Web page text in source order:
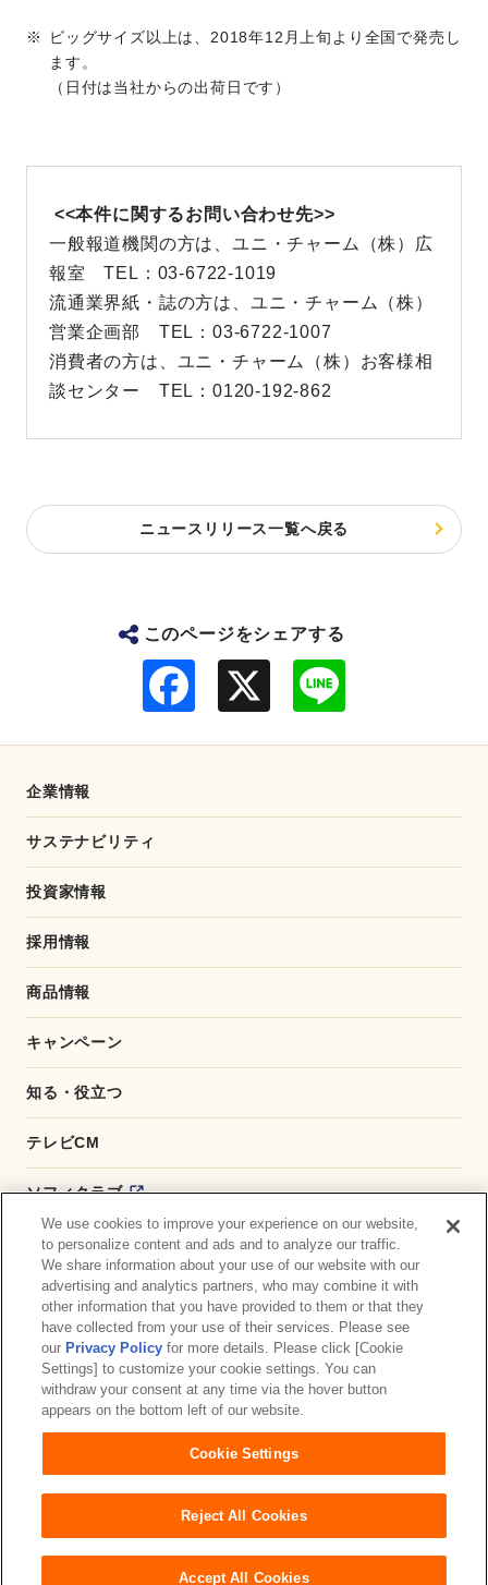
ビッグサイズ以上は、2018年12月上旬より全国で発売し
ます。
（日付は当社からの出荷日です）
<<本件に関するお問い合わせ先>>
一般報道機関の方は、ユニ・チャーム（株）広
報室 TEL：03-6722-1019
流通業界紙・誌の方は、ユニ・チャーム（株）
営業企画部 TEL：03-6722-1007
消費者の方は、ユニ・チャーム（株）お客様相
談センター TEL：0120-192-862
ニュースリリース一覧へ戻る
このページをシェアする
企業情報
サステナビリティ
投資家情報
採用情報
商品情報
キャンペーン
知る・役立つ
テレビCM
ソフィクラブ
かんたん応募サービス
ダイレクトショップ
商品取扱い店舗検索
お問い合わせ サイトマップ ウェブサイト利用規約
プライバシーポリシー 障がいの表記について
We use cookies to improve your experience on our website,
to personalize content and ads and to analyze our traffic.
We share information about your use of our website with our
advertising and analytics partners, who may combine it with
other information that you have provided to them or that they
have collected from your use of their services. Please see
our Privacy Policy for more details. Please click [Cookie
Settings] to customize your cookie settings. You can
withdraw your consent at any time via the hover button
appears on the bottom left of our website.
Cookie Settings
Reject All Cookies
Accept All Cookies